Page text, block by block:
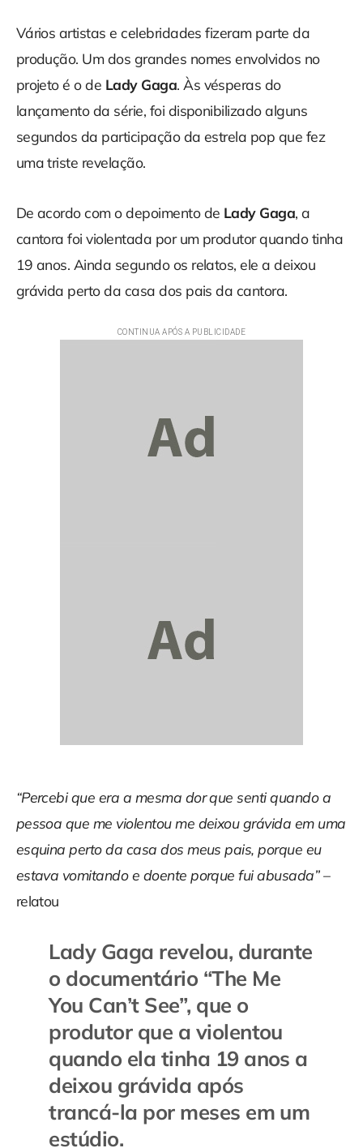
Vários artistas e celebridades fizeram parte da
produção. Um dos grandes nomes envolvidos no
projeto é o de Lady Gaga. Às vésperas do
lançamento da série, foi disponibilizado alguns
segundos da participação da estrela pop que fez
uma triste revelação.
De acordo com o depoimento de Lady Gaga, a
cantora foi violentada por um produtor quando tinha
19 anos. Ainda segundo os relatos, ele a deixou
grávida perto da casa dos pais da cantora.
“Percebi que era a mesma dor que senti quando a
pessoa que me violentou me deixou grávida em uma
esquina perto da casa dos meus pais, porque eu
estava vomitando e doente porque fui abusada”–
relatou
Lady Gaga revelou, durante
o documentário “The Me
You Can’t See”, que o
produtor que a violentou
quando ela tinha 19 anos a
deixou grávida após
trancá-la por meses em um
estúdio.